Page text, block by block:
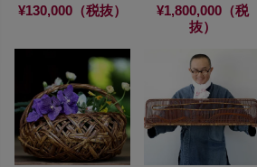
¥130,000（税抜）
¥1,800,000（税
抜）